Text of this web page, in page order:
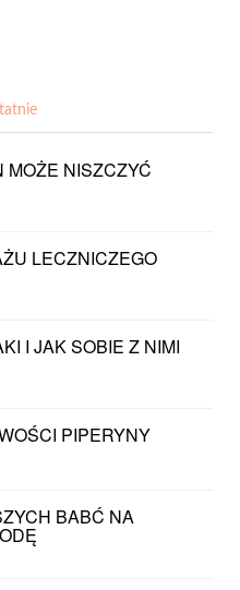
MOŻE NISZCZYĆ
LECZNICZEGO
I JAK SOBIE Z NIMI
PIPERYNY
BABĆ NA